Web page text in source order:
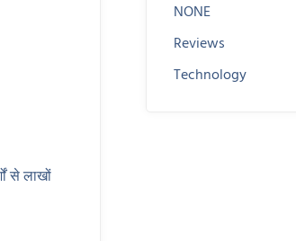
से लाखों
NONE
Reviews
Technology